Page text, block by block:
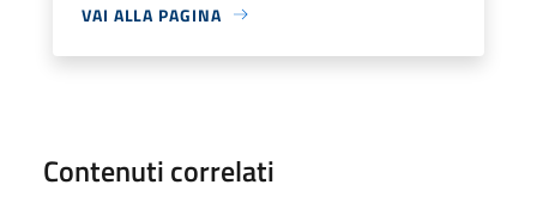
VAI ALLA PAGINA
Contenuti correlati